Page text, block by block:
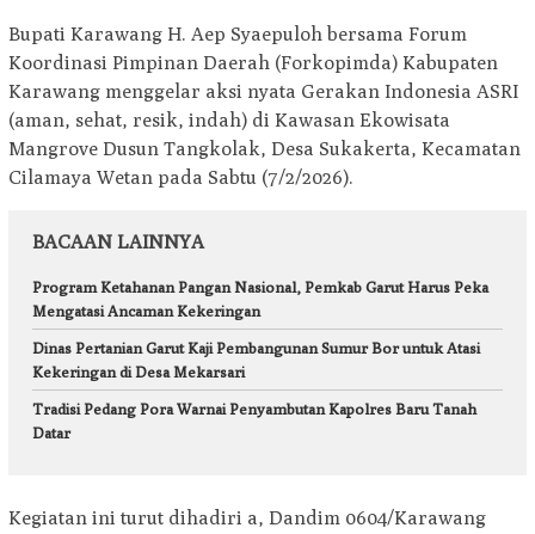
Bupati Karawang H. Aep Syaepuloh bersama Forum
Koordinasi Pimpinan Daerah (Forkopimda) Kabupaten
Karawang menggelar aksi nyata Gerakan Indonesia ASRI
(aman, sehat, resik, indah) di Kawasan Ekowisata
Mangrove Dusun Tangkolak, Desa Sukakerta, Kecamatan
Cilamaya Wetan pada Sabtu (7/2/2026).
BACAAN LAINNYA
Program Ketahanan Pangan Nasional, Pemkab Garut Harus Peka
Mengatasi Ancaman Kekeringan
Dinas Pertanian Garut Kaji Pembangunan Sumur Bor untuk Atasi
Kekeringan di Desa Mekarsari
Tradisi Pedang Pora Warnai Penyambutan Kapolres Baru Tanah
Datar
Kegiatan ini turut dihadiri a, Dandim 0604/Karawang